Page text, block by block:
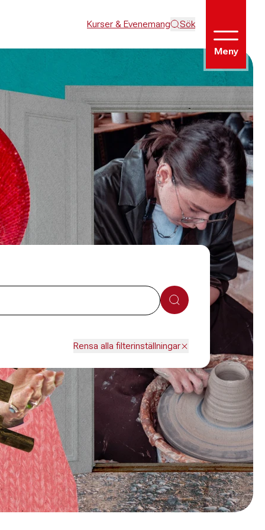
Kurser & Evenemang Sök
Meny
Sök
Rensa alla filterinställningar